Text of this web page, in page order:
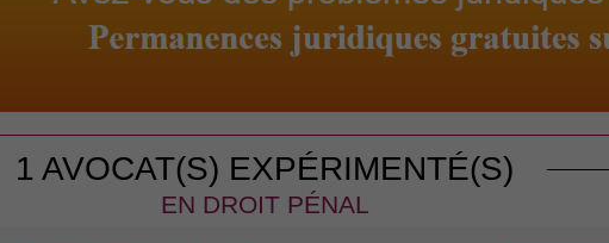
1 AVOCAT(S) EXPÉRIMENTÉ(S)
EN DROIT PÉNAL